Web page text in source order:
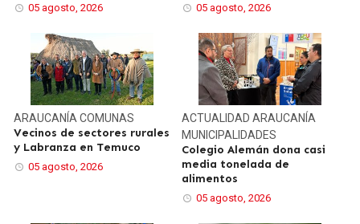
05 agosto, 2026 05 agosto, 2026
ARAUCANÍACOMUNAS
Vecinos de sectores rurales
y Labranza en Temuco
05 agosto, 2026
ACTUALIDAD ARAUCANÍA
MUNICIPALIDADES
Colegio Alemán dona casi
media tonelada de
alimentos
05 agosto, 2026